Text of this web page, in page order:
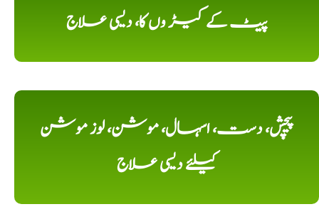
پیٹ کے کیڑ وں کا، دیسی علاج
پیچش، دست، اسہال، موشن، لوز موشن
کیلئے دیسی علاج